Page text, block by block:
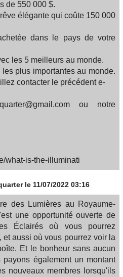
de 550 000 $.
élégante qui coûte 150 000
dans le pays de votre
les 5 meilleurs au monde.
plus importantes au monde.
contacter le précédent e-
ou notre
what-is-the-illuminati
le 11/07/2022 03:16
des Lumières au Royaume-
une opportunité ouverte de
Éclairés où vous pourrez
et aussi où vous pourrez voir la
Et le bonheur sans aucun
également un montant
nouveaux membres lorsqu'ils